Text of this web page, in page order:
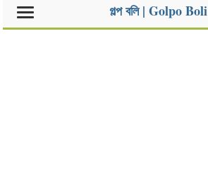
গল্প বলি | Golpo Boli